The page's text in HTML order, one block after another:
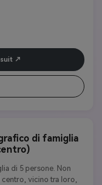
di famiglia
di 5 persone. Non
vicino tra loro,